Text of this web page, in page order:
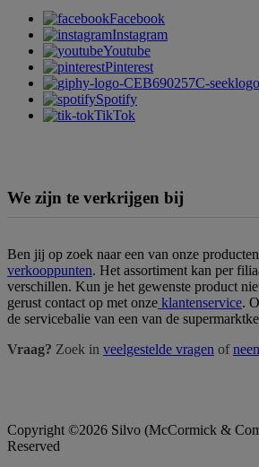
Facebook
Instagram
Youtube
Pinterest
Spotify
TikTok
We zijn te verkrijgen bij
Ben jij op zoek naar een van onze
verkooppunten. Het assortiment kan per
verschillen. Kun je het gewenste product
gerust contact op met onze klantenservice.
de servicebalie van een van de
Vraag? Zoek in veelgestelde vragen of
Copyright ©2026 Silvo (McCormick &
Reserved